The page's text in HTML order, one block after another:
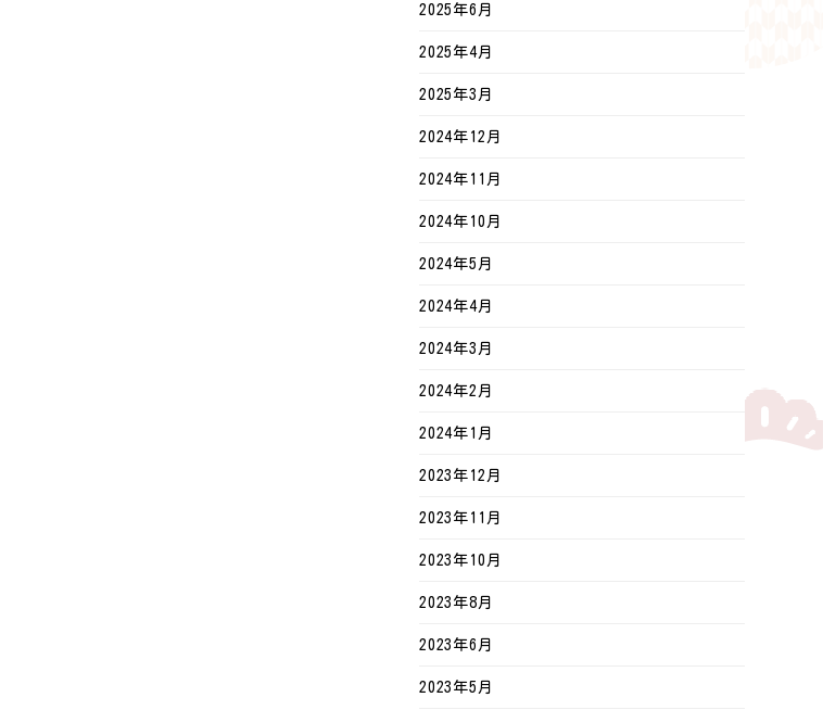
2025年6月
2025年4月
2025年3月
2024年12月
2024年11月
2024年10月
2024年5月
2024年4月
2024年3月
2024年2月
2024年1月
2023年12月
2023年11月
2023年10月
2023年8月
2023年6月
2023年5月